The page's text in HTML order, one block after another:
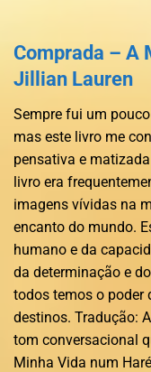
Comprada – A
Jillian Lauren
Sempre fui um
mas este livro me
pensativa e
livro era
imagens vívidas na
encanto do mundo.
humano e da
da determinação e
todos temos o poder
destinos. Tradução:
tom conversacional
Minha Vida num